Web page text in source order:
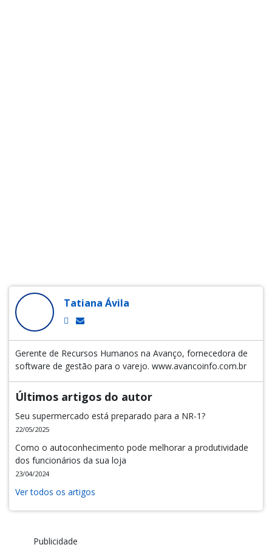
Tatiana Ávila
Gerente de Recursos Humanos na Avanço, fornecedora de
software de gestão para o varejo. www.avancoinfo.com.br
Últimos artigos do autor
Seu supermercado está preparado para a NR-1?
22/05/2025
Como o autoconhecimento pode melhorar a produtividade
dos funcionários da sua loja
23/04/2024
Ver todos os artigos
Publicidade